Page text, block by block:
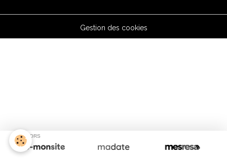
Gestion des cookies
SPONSORS